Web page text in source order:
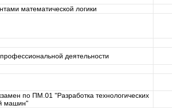
математической логики
деятельности
по ПМ.01 "Разработка технологических
машин"